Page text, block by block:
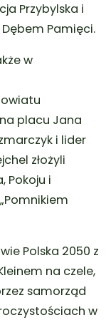
Przybylska i
Dębem Pamięci.
w
placu Jana
i lider
złożyli
Pokoju i
Polska 2050 z
na czele,
samorząd
w